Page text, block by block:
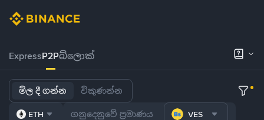
ExpressP2Pබ්ලොක්
මිල දී ගන්න විකුණන්න
ETH VES